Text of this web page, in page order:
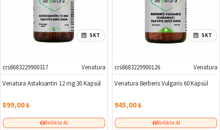
SKT
crs8683229900317
Venatura
Venatura Astaksantin 12 mg 30 Kapsül
899,00 ₺
Birlikte Al
SKT
crs8683229900126
Venatura
Venatura Berberis Vulgaris 60 Kapsül
945,00 ₺
Birlikte Al